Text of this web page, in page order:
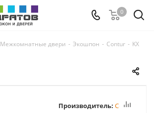
0
Межкомнатные двери - Экошпон - Contur - KX
Производитель: Contur